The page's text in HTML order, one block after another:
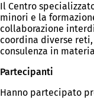
Il Centro
minori e la
collaborazione
coordina diverse
consulenza in
Partecipanti
Hanno partecipato